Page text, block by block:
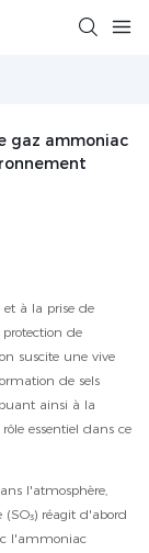
gaz ammoniac
à la prise de
de
suscite une vive
de sels
ainsi à la
essentiel dans ce
l'atmosphère,
réagit d'abord
l'ammoniac